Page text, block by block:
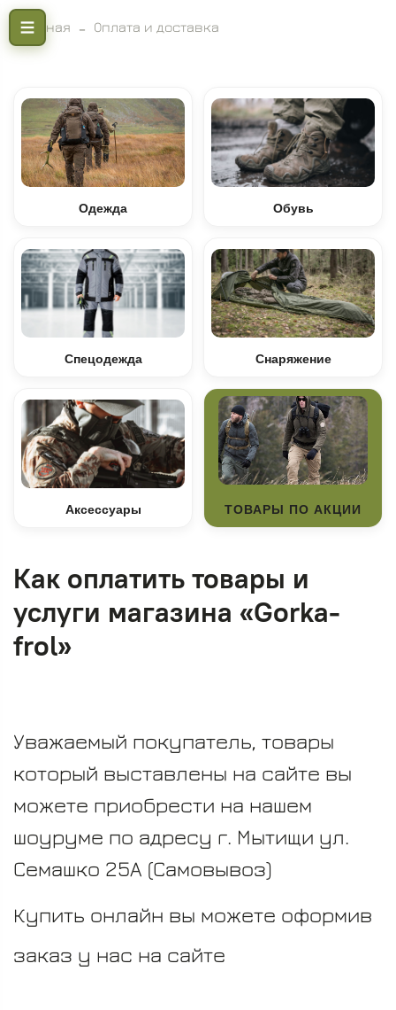
Главная Оплата и доставка
Одежда Обувь
Спецодежда Снаряжение
Аксессуары ТОВАРЫ ПО АКЦИИ
Как оплатить товары и
услуги магазина «Gorka-
frol»
Уважаемый покупатель, товары
который выставлены на сайте вы
можете приобрести на нашем
шоуруме по адресу г. Мытищи ул.
Семашко 25А (Самовывоз)
Купить онлайн вы можете оформив
заказ у нас на сайте